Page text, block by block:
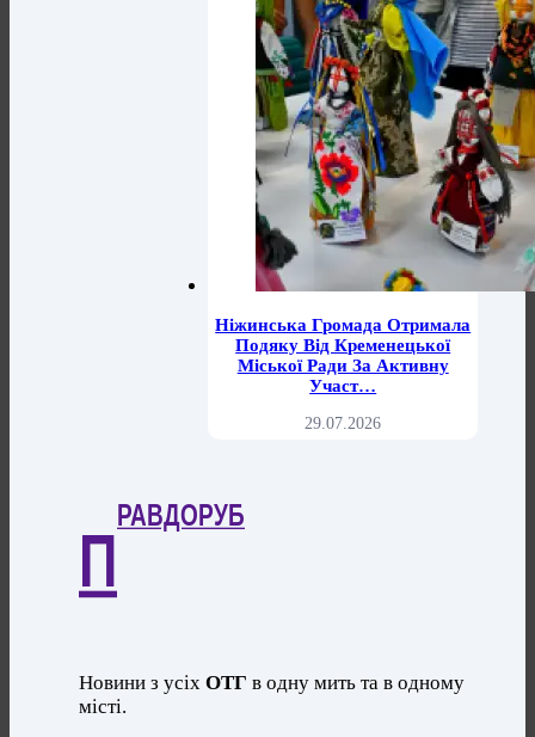
Ніжинська Громада Отримала
Подяку Від Кременецької
Міської Ради За Активну
Участ…
29.07.2026
П
РАВДОРУБ
Новини з усіхОТГ в одну мить та в одному
місті.